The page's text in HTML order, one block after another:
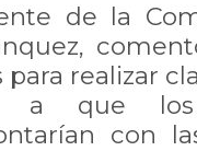
de la
realizar
que los
con